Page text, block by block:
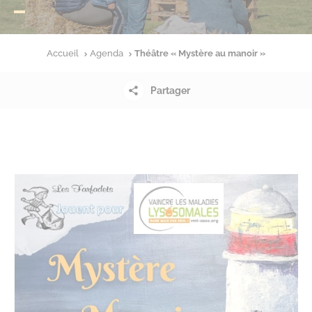
Accueil Agenda Théâtre « Mystère au manoir »
Partager